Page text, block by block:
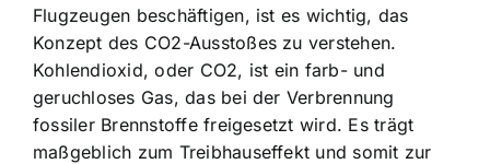
Flugzeugen beschäftigen, ist es wichtig, das
Konzept des CO2-Ausstoßes zu verstehen.
Kohlendioxid, oder CO2, ist ein farb- und
geruchloses Gas, das bei der Verbrennung
fossiler Brennstoffe freigesetzt wird. Es trägt
maßgeblich zum Treibhauseffekt und somit zur